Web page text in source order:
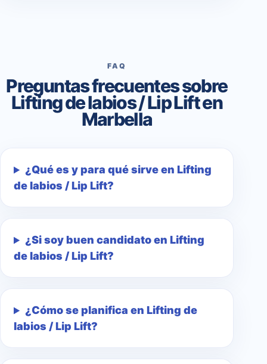
FAQ
Preguntas frecuentes sobre
Lifting de labios / Lip Lift en
Marbella
¿Qué es y para qué sirve en Lifting
de labios / Lip Lift?
¿Si soy buen candidato en Lifting
de labios / Lip Lift?
¿Cómo se planifica en Lifting de
labios / Lip Lift?